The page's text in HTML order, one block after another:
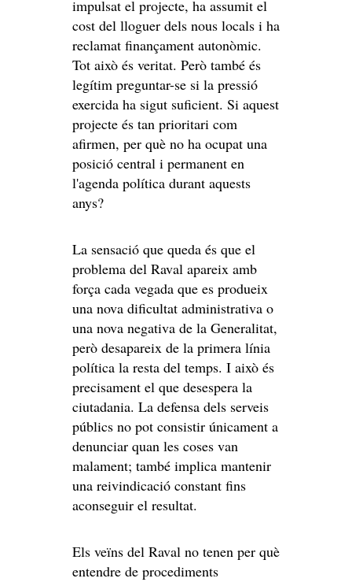
impulsat el projecte, ha assumit el
cost del lloguer dels nous locals i ha
reclamat finançament autonòmic.
Tot això és veritat. Però també és
legítim preguntar-se si la pressió
exercida ha sigut suficient. Si aquest
projecte és tan prioritari com
afirmen, per què no ha ocupat una
posició central i permanent en
l'agenda política durant aquests
anys?
La sensació que queda és que el
problema del Raval apareix amb
força cada vegada que es produeix
una nova dificultat administrativa o
una nova negativa de la Generalitat,
però desapareix de la primera línia
política la resta del temps. I això és
precisament el que desespera la
ciutadania. La defensa dels serveis
públics no pot consistir únicament a
denunciar quan les coses van
malament; també implica mantenir
una reivindicació constant fins
aconseguir el resultat.
Els veïns del Raval no tenen per què
entendre de procediments